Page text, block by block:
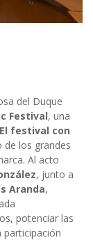
del Duque
Festival, una
festival con
los grandes
Al acto
, junto a
Aranda,
potenciar las
participación